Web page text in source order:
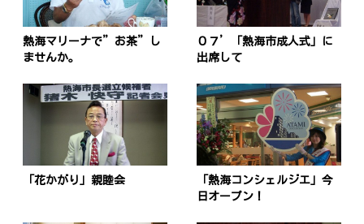
熱海マリーナで”お茶”し
ませんか。
０７’「熱海市成人式」に
出席して
「花かがり」親睦会
「熱海コンシェルジエ」今
日オープン！